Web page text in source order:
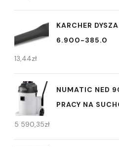
KARCHER
6.900-385.0
13,44zł
NUMATIC NED
PRACY NA
5 590,35zł